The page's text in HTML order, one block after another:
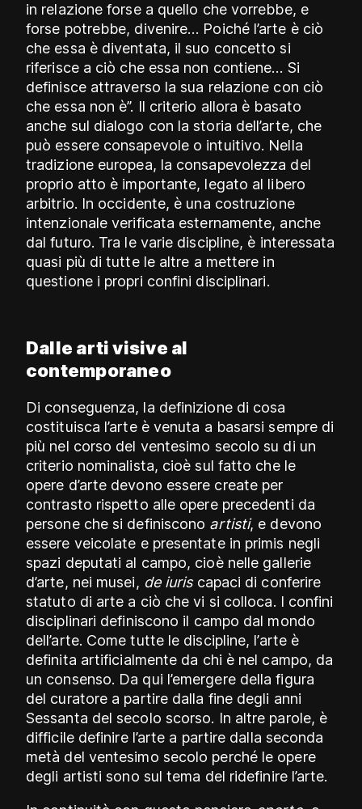
in relazione forse a quello che vorrebbe, e
forse potrebbe, divenire… Poiché l’arte è ciò
che essa è diventata, il suo concetto si
riferisce a ciò che essa non contiene… Si
definisce attraverso la sua relazione con ciò
che essa non è”. Il criterio allora è basato
anche sul dialogo con la storia dell’arte, che
può essere consapevole o intuitivo. Nella
tradizione europea, la consapevolezza del
proprio atto è importante, legato al libero
arbitrio. In occidente, è una costruzione
intenzionale verificata esternamente, anche
dal futuro. Tra le varie discipline, è interessata
quasi più di tutte le altre a mettere in
questione i propri confini disciplinari.
Dalle arti visive al
contemporaneo
Di conseguenza, la definizione di cosa
costituisca l’arte è venuta a basarsi sempre di
più nel corso del ventesimo secolo su di un
criterio nominalista, cioè sul fatto che le
opere d’arte devono essere create per
contrasto rispetto alle opere precedenti da
persone che si definiscono artisti, e devono
essere veicolate e presentate in primis negli
spazi deputati al campo, cioè nelle gallerie
d’arte, nei musei, de iuriscapaci di conferire
statuto di arte a ciò che vi si colloca. I confini
disciplinari definiscono il campo dal mondo
dell’arte. Come tutte le discipline, l’arte è
definita artificialmente da chi è nel campo, da
un consenso. Da qui l’emergere della figura
del curatore a partire dalla fine degli anni
Sessanta del secolo scorso. In altre parole, è
difficile definire l’arte a partire dalla seconda
metà del ventesimo secolo perché le opere
degli artisti sono sul tema del ridefinire l’arte.